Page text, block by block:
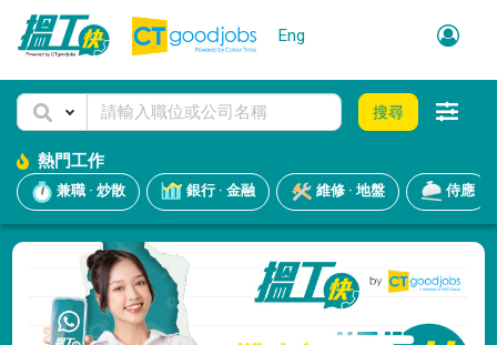
Eng
搜尋
熱門工作
兼職 · 炒散 銀行 · 金融 維修 · 地盤 侍應